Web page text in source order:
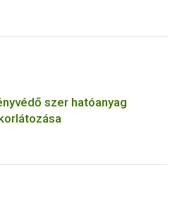
szer hatóanyag